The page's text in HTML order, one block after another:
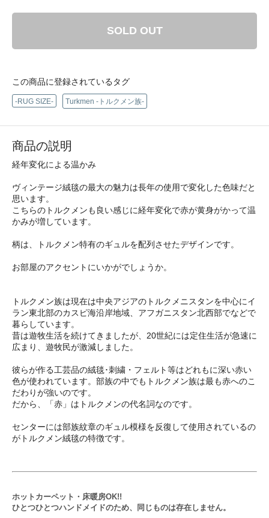
SOLD OUT
この商品に登録されているタグ
-RUG SIZE- Turkmen -トルクメン族-
商品の説明
経年変化による温かみ
ヴィンテージ絨毯の最大の魅力は長年の使用で変化した色味だと
思います。
こちらのトルクメンも良い感じに経年変化で赤が黄身がかって温
かみが増しています。
柄は、トルクメン特有のギュルを配列させたデザインです。
お部屋のアクセントにいかがでしょうか。
トルクメン族は現在は中央アジアのトルクメニスタンを中心にイ
ラン東北部のカスピ海沿岸地域、アフガニスタン北西部でなどで
暮らしています。
昔は遊牧生活を続けてきましたが、20世紀には定住生活が急速に
広まり、遊牧民が激減しました。
彼らが作る工芸品の絨毯･刺繍・フェルト等はどれもに深い赤い
色が使われています。部族の中でもトルクメン族は最も赤へのこ
だわりが強いのです。
だから、「赤」はトルクメンの代名詞なのです。
センターには部族紋章のギュル模様を反復して使用されているの
がトルクメン絨毯の特徴です。
ホットカーペット・床暖房OK!!
ひとつひとつハンドメイドのため、同じものは存在しません。